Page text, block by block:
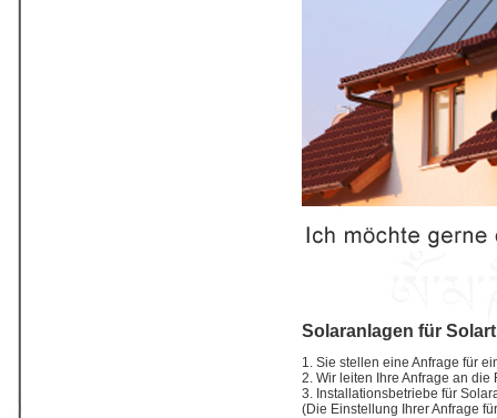
Solaranlagen für
1. Sie stellen eine Anfrage für
2. Wir leiten Ihre Anfrage an
3. Installationsbetriebe für
(Die Einstellung Ihrer Anfrage